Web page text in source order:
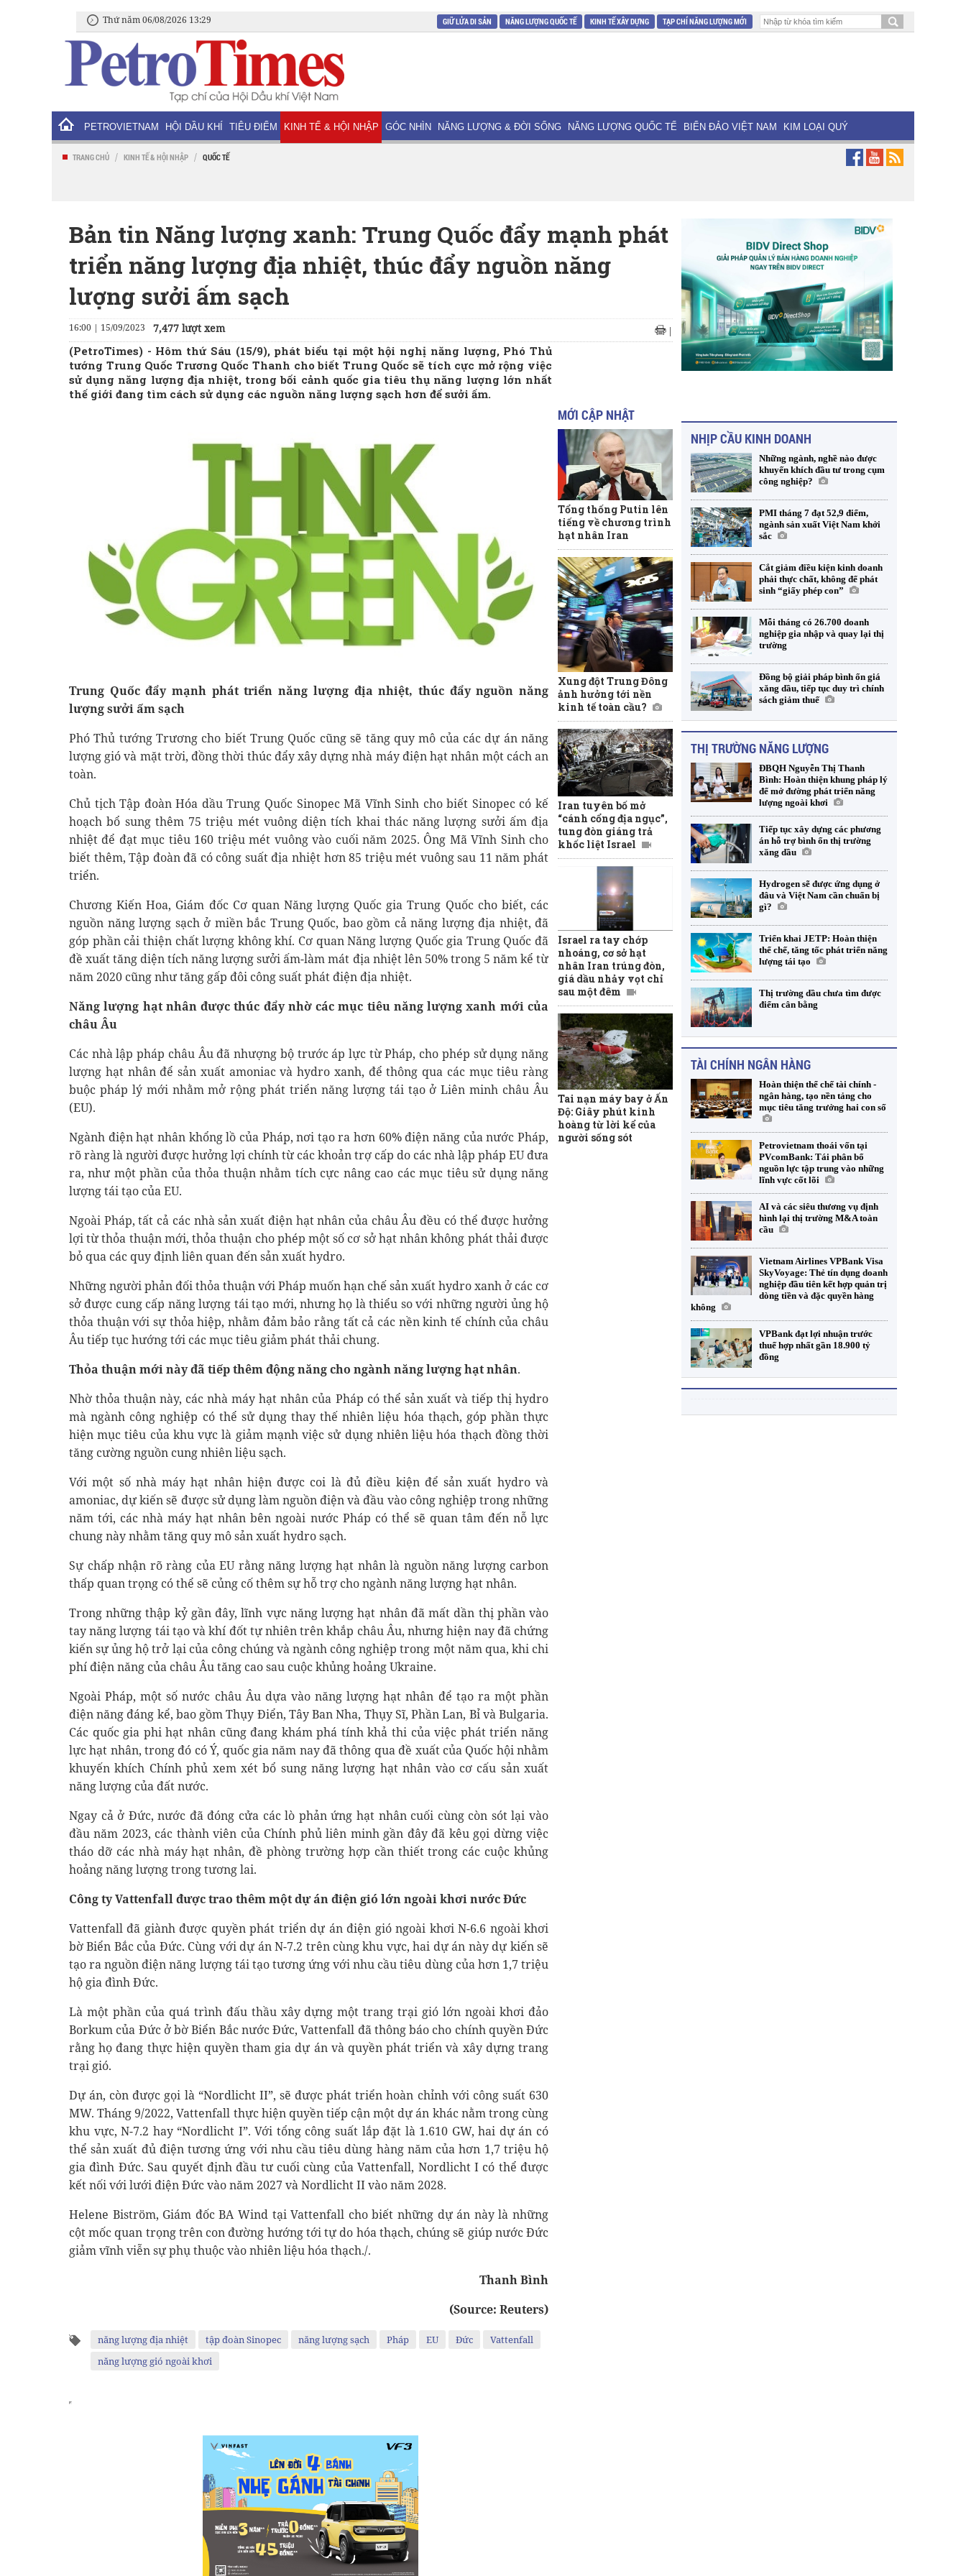
Thứ năm 06/08/2026 13:29 GIỮ LỬA DI SẢN NĂNG LƯỢNG QUỐC TẾ KINH TẾ XÂY DỰNG TẠP CHÍ NĂNG LƯỢNG MỚI
PETROVIETNAM HỘI DẦU KHÍ TIÊU ĐIỂM KINH TẾ & HỘI NHẬP GÓC NHÌN NĂNG LƯỢNG & ĐỜI SỐNG NĂNG LƯỢNG QUỐC TẾ BIỂN ĐẢO VIỆT NAM KIM LOẠI QUÝ
TRANG CHỦ / KINH TẾ & HỘI NHẬP / QUỐC TẾ
Bản tin Năng lượng xanh: Trung Quốc đẩy mạnh phát
triển năng lượng địa nhiệt, thúc đẩy nguồn năng
lượng sưởi ấm sạch
16:00 | 15/09/2023 7,477 lượt xem |
(PetroTimes) - Hôm thứ Sáu (15/9), phát biểu tại một hội nghị năng lượng, Phó Thủ
tướng Trung Quốc Trương Quốc Thanh cho biết Trung Quốc sẽ tích cực mở rộng việc
sử dụng năng lượng địa nhiệt, trong bối cảnh quốc gia tiêu thụ năng lượng lớn nhất
thế giới đang tìm cách sử dụng các nguồn năng lượng sạch hơn để sưởi ấm.
Trung Quốc đẩy mạnh phát triển năng lượng địa nhiệt, thúc đẩy nguồn năng
lượng sưởi ấm sạch
Phó Thủ tướng Trương cho biết Trung Quốc cũng sẽ tăng quy mô của các dự án năng
lượng gió và mặt trời, đồng thời thúc đẩy xây dựng nhà máy điện hạt nhân một cách an
toàn.
Chủ tịch Tập đoàn Hóa dầu Trung Quốc Sinopec Mã Vĩnh Sinh cho biết Sinopec có kế
hoạch bổ sung thêm 75 triệu mét vuông diện tích khai thác năng lượng sưởi ấm địa
nhiệt để đạt mục tiêu 160 triệu mét vuông vào cuối năm 2025. Ông Mã Vĩnh Sinh cho
biết thêm, Tập đoàn đã có công suất địa nhiệt hơn 85 triệu mét vuông sau 11 năm phát
triển.
Chương Kiến Hoa, Giám đốc Cơ quan Năng lượng Quốc gia Trung Quốc cho biết, các
nguồn năng lượng sạch ở miền bắc Trung Quốc, bao gồm cả năng lượng địa nhiệt, đã
góp phần cải thiện chất lượng không khí. Cơ quan Năng lượng Quốc gia Trung Quốc đã
đề xuất tăng diện tích năng lượng sưởi ấm-làm mát địa nhiệt lên 50% trong 5 năm kể từ
năm 2020 cũng như tăng gấp đôi công suất phát điện địa nhiệt.
Năng lượng hạt nhân được thúc đẩy nhờ các mục tiêu năng lượng xanh mới của
châu Âu
Các nhà lập pháp châu Âu đã nhượng bộ trước áp lực từ Pháp, cho phép sử dụng năng
lượng hạt nhân để sản xuất amoniac và hydro xanh, để thông qua các mục tiêu ràng
buộc pháp lý mới nhằm mở rộng phát triển năng lượng tái tạo ở Liên minh châu Âu
(EU).
Ngành điện hạt nhân khổng lồ của Pháp, nơi tạo ra hơn 60% điện năng của nước Pháp,
rõ ràng là người được hưởng lợi chính từ các khoản trợ cấp do các nhà lập pháp EU đưa
ra, như một phần của thỏa thuận nhằm tích cực nâng cao các mục tiêu sử dụng năng
lượng tái tạo của EU.
Ngoài Pháp, tất cả các nhà sản xuất điện hạt nhân của châu Âu đều có thể được hưởng
lợi từ thỏa thuận mới, thỏa thuận cho phép một số cơ sở hạt nhân không phát thải được
bỏ qua các quy định liên quan đến sản xuất hydro.
Những người phản đối thỏa thuận với Pháp muốn hạn chế sản xuất hydro xanh ở các cơ
sở được cung cấp năng lượng tái tạo mới, nhưng họ là thiểu so với những người ủng hộ
thỏa thuận với sự thỏa hiệp, nhằm đảm bảo rằng tất cả các nền kinh tế chính của châu
Âu tiếp tục hướng tới các mục tiêu giảm phát thải chung.
Thỏa thuận mới này đã tiếp thêm động năng cho ngành năng lượng hạt nhân.
Nhờ thỏa thuận này, các nhà máy hạt nhân của Pháp có thể sản xuất và tiếp thị hydro
mà ngành công nghiệp có thể sử dụng thay thế nhiên liệu hóa thạch, góp phần thực
hiện mục tiêu của khu vực là giảm mạnh việc sử dụng nhiên liệu hóa thạch đồng thời
tăng cường nguồn cung nhiên liệu sạch.
Với một số nhà máy hạt nhân hiện được coi là đủ điều kiện để sản xuất hydro và
amoniac, dự kiến ​​sẽ được sử dụng làm nguồn điện và đầu vào công nghiệp trong những
năm tới, các nhà máy hạt nhân bên ngoài nước Pháp có thể sẽ quan tâm đến nỗ lực
chung này nhằm tăng quy mô sản xuất hydro sạch.
Sự chấp nhận rõ ràng của EU rằng năng lượng hạt nhân là nguồn năng lượng carbon
thấp quan trọng có thể sẽ củng cố thêm sự hỗ trợ cho ngành năng lượng hạt nhân.
Trong những thập kỷ gần đây, lĩnh vực năng lượng hạt nhân đã mất dần thị phần vào
tay năng lượng tái tạo và khí đốt tự nhiên trên khắp châu Âu, nhưng hiện nay đã chứng
kiến ​​sự ủng hộ trở lại của công chúng và ngành công nghiệp trong một năm qua, khi chi
phí điện năng của châu Âu tăng cao sau cuộc khủng hoảng Ukraine.
Ngoài Pháp, một số nước châu Âu dựa vào năng lượng hạt nhân để tạo ra một phần
điện năng đáng kể, bao gồm Thụy Điển, Tây Ban Nha, Thụy Sĩ, Phần Lan, Bỉ và Bulgaria.
Các quốc gia phi hạt nhân cũng đang khám phá tính khả thi của việc phát triển năng
lực hạt nhân, trong đó có Ý, quốc gia năm nay đã thông qua đề xuất của Quốc hội nhằm
khuyến khích Chính phủ xem xét bổ sung năng lượng hạt nhân vào cơ cấu sản xuất
năng lượng của đất nước.
Ngay cả ở Đức, nước đã đóng cửa các lò phản ứng hạt nhân cuối cùng còn sót lại vào
đầu năm 2023, các thành viên của Chính phủ liên minh gần đây đã kêu gọi dừng việc
tháo dỡ các nhà máy hạt nhân, đề phòng trường hợp cần thiết trong các cuộc khủng
hoảng năng lượng trong tương lai.
Công ty Vattenfall được trao thêm một dự án điện gió lớn ngoài khơi nước Đức
Vattenfall đã giành được quyền phát triển dự án điện gió ngoài khơi N-6.6 ngoài khơi
bờ Biển Bắc của Đức. Cùng với dự án N-7.2 trên cùng khu vực, hai dự án này dự kiến ​​sẽ
tạo ra nguồn điện năng lượng tái tạo tương ứng với nhu cầu tiêu dùng của hơn 1,7 triệu
hộ gia đình Đức.
Là một phần của quá trình đấu thầu xây dựng một trang trại gió lớn ngoài khơi đảo
Borkum của Đức ở bờ Biển Bắc nước Đức, Vattenfall đã thông báo cho chính quyền Đức
rằng họ đang thực hiện quyền tham gia dự án và quyền phát triển và xây dựng trang
trại gió.
Dự án, còn được gọi là “Nordlicht II”, sẽ được phát triển hoàn chỉnh với công suất 630
MW. Tháng 9/2022, Vattenfall thực hiện quyền tiếp cận một dự án khác nằm trong cùng
khu vực, N-7.2 hay “Nordlicht I”. Với tổng công suất lắp đặt là 1.610 GW, hai dự án có
thể sản xuất đủ điện tương ứng với nhu cầu tiêu dùng hàng năm của hơn 1,7 triệu hộ
gia đình Đức. Sau quyết định đầu tư cuối cùng của Vattenfall, Nordlicht I có thể được
kết nối với lưới điện Đức vào năm 2027 và Nordlicht II vào năm 2028.
Helene Biström, Giám đốc BA Wind tại Vattenfall cho biết những dự án này là những
cột mốc quan trọng trên con đường hướng tới tự do hóa thạch, chúng sẽ giúp nước Đức
giảm vĩnh viễn sự phụ thuộc vào nhiên liệu hóa thạch./.
Thanh Bình
(Source: Reuters)
năng lượng địa nhiệt tập đoàn Sinopec năng lượng sạch Pháp EU Đức
Vattenfall
năng lượng gió ngoài khơi
MỚI CẬP NHẬT
Tổng thống Putin lên
tiếng về chương trình
hạt nhân Iran
Xung đột Trung Đông
ảnh hưởng tới nền
kinh tế toàn cầu?
Iran tuyên bố mở
“cánh cổng địa ngục”,
tung đòn giáng trả
khốc liệt Israel
Israel ra tay chớp
nhoáng, cơ sở hạt
nhân Iran trúng đòn,
giá dầu nhảy vọt chỉ
sau một đêm
Tai nạn máy bay ở Ấn
Độ: Giây phút kinh
hoàng từ lời kể của
người sống sót
NHỊP CẦU KINH DOANH
Những ngành, nghề nào được
khuyến khích đầu tư trong cụm
công nghiệp?
PMI tháng 7 đạt 52,9 điểm,
ngành sản xuất Việt Nam khởi
sắc
Cắt giảm điều kiện kinh doanh
phải thực chất, không để phát
sinh “giấy phép con”
Mỗi tháng có 26.700 doanh
nghiệp gia nhập và quay lại thị
trường
Đồng bộ giải pháp bình ổn giá
xăng dầu, tiếp tục duy trì chính
sách giảm thuế
THỊ TRƯỜNG NĂNG LƯỢNG
ĐBQH Nguyễn Thị Thanh
Bình: Hoàn thiện khung pháp lý
để mở đường phát triển năng
lượng ngoài khơi
Tiếp tục xây dựng các phương
án hỗ trợ bình ổn thị trường
xăng dầu
Hydrogen sẽ được ứng dụng ở
đâu và Việt Nam cần chuẩn bị
gì?
Triển khai JETP: Hoàn thiện
thể chế, tăng tốc phát triển năng
lượng tái tạo
Thị trường dầu chưa tìm được
điểm cân bằng
TÀI CHÍNH NGÂN HÀNG
Hoàn thiện thể chế tài chính -
ngân hàng, tạo nền tảng cho
mục tiêu tăng trưởng hai con số
Petrovietnam thoái vốn tại
PVcomBank: Tái phân bổ
nguồn lực tập trung vào những
lĩnh vực cốt lõi
AI và các siêu thương vụ định
hình lại thị trường M&A toàn
cầu
Vietnam Airlines VPBank Visa
SkyVoyage: Thẻ tín dụng doanh
nghiệp đầu tiên kết hợp quản trị
dòng tiền và đặc quyền hàng
không
VPBank đạt lợi nhuận trước
thuế hợp nhất gần 18.900 tỷ
đồng